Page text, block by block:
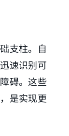
支柱。自
速识别可
碍。这些
是实现更